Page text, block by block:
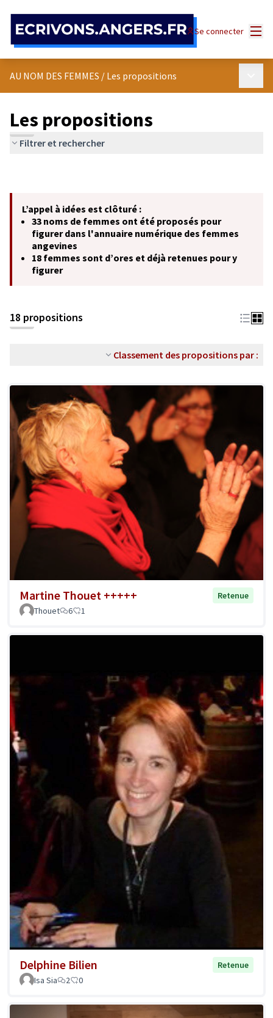
Se connecter
AU NOM DES FEMMES / Les propositions
Les propositions
Filtrer et rechercher
L’appel à idées est clôturé :
33 noms de femmes ont été proposés pour
figurer dans l'annuaire numérique des femmes
angevines
18 femmes sont d’ores et déjà retenues pour y
figurer
18 propositions
Classement des propositions par :
Martine Thouet +++++
Retenue
Thouet
6 1
Delphine Bilien
Retenue
Isa Sia
2 0